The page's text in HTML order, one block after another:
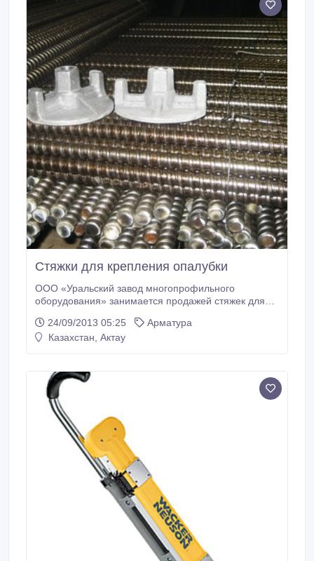
Стяжки для крепления опалубки
ООО «Уральский завод многопрофильного
оборудования» занимается продажей стяжек для
универсальные элементы крепления, которые
применяются при сборке самых различных типов
объекта.
24/09/2013 05:25
Арматура
Казахстан, Актау